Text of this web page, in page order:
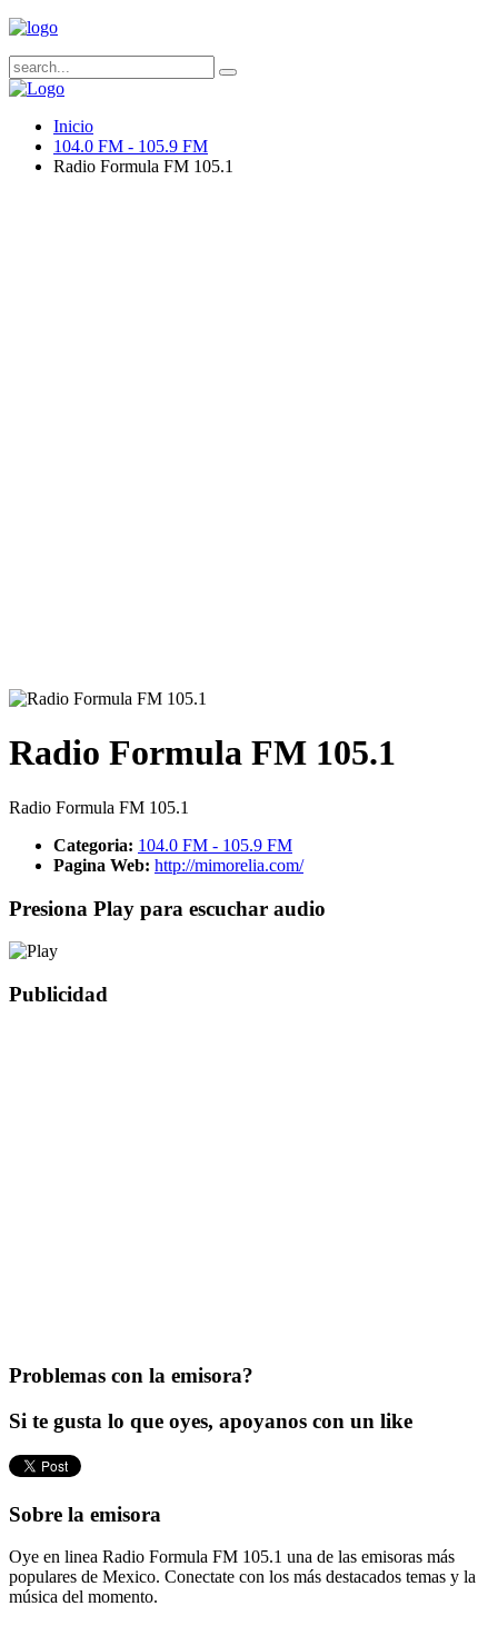
Inicio
104.0 FM - 105.9 FM
Radio Formula FM 105.1
Radio Formula FM 105.1
Radio Formula FM 105.1
Categoria: 104.0 FM - 105.9 FM
Pagina Web: http://mimorelia.com/
Presiona Play para escuchar audio
Publicidad
Problemas con la emisora?
Si te gusta lo que oyes, apoyanos con un like
Sobre la emisora
Oye en linea Radio Formula FM 105.1 una de las emisoras más
populares de Mexico. Conectate con los más destacados temas y la
música del momento.